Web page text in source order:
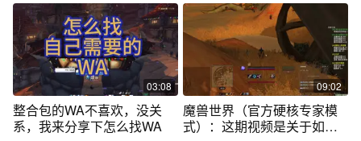
03:08
整合包的WA不喜欢，没关
系，我来分享下怎么找WA
09:02
魔兽世界（官方硬核专家模
式）：这期视频是关于如何